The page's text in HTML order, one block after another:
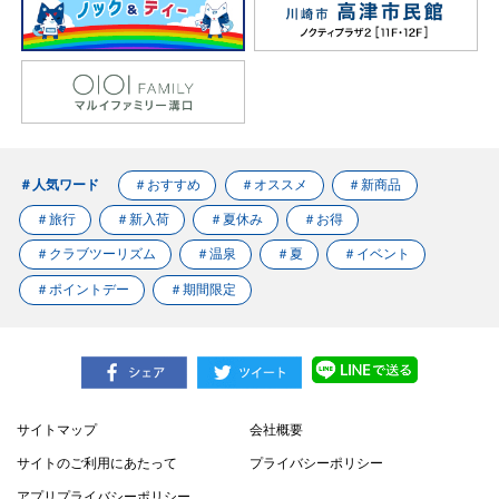
＃人気ワード ＃おすすめ ＃オススメ ＃新商品
＃旅行 ＃新入荷 ＃夏休み ＃お得
＃クラブツーリズム ＃温泉 ＃夏 ＃イベント
＃ポイントデー ＃期間限定
サイトマップ 会社概要
サイトのご利用にあたって プライバシーポリシー